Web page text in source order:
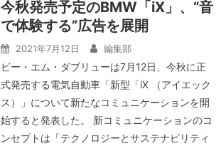
今秋発売予定のBMW「iX」、“音
で体験する”広告を展開
2021年7月12日 編集部
ビー・エム・ダブリューは7月12日、今秋に正
式発売する電気自動車「新型「iX （アイエック
ス）」について新たなコミュニケーションを開
始すると発表した。 新コミュニケーションのコ
ンセプトは「テクノロジーとサステナビリティ